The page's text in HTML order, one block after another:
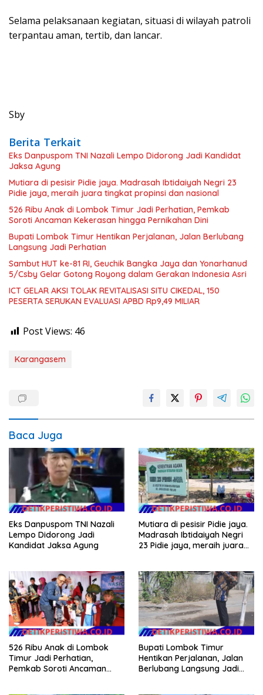
Selama pelaksanaan kegiatan, situasi di wilayah patroli
terpantau aman, tertib, dan lancar.
Sby
Berita Terkait
Eks Danpuspom TNI Nazali Lempo Didorong Jadi Kandidat
Jaksa Agung
Mutiara di pesisir Pidie jaya. Madrasah Ibtidaiyah Negri 23
Pidie jaya, meraih juara tingkat propinsi dan nasional
526 Ribu Anak di Lombok Timur Jadi Perhatian, Pemkab
Soroti Ancaman Kekerasan hingga Pernikahan Dini
Bupati Lombok Timur Hentikan Perjalanan, Jalan Berlubang
Langsung Jadi Perhatian
Sambut HUT ke-81 RI, Geuchik Bangka Jaya dan Yonarhanud
5/Csby Gelar Gotong Royong dalam Gerakan Indonesia Asri
ICT GELAR AKSI TOLAK REVITALISASI SITU CIKEDAL, 150
PESERTA SERUKAN EVALUASI APBD Rp9,49 MILIAR
Post Views: 46
Karangasem
Baca Juga
Eks Danpuspom TNI Nazali
Lempo Didorong Jadi
Kandidat Jaksa Agung
Mutiara di pesisir Pidie jaya.
Madrasah Ibtidaiyah Negri
23 Pidie jaya, meraih juara
526 Ribu Anak di Lombok
Timur Jadi Perhatian,
Pemkab Soroti Ancaman
Bupati Lombok Timur
Hentikan Perjalanan, Jalan
Berlubang Langsung Jadi